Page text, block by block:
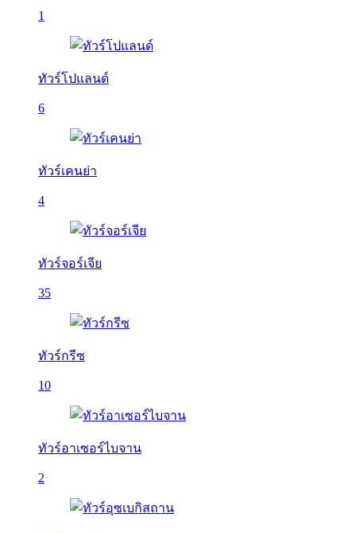
1
ทัวร์โปแลนด์
6
ทัวร์เคนย่า
4
ทัวร์จอร์เจีย
35
ทัวร์กรีซ
10
ทัวร์อาเซอร์ไบจาน
2